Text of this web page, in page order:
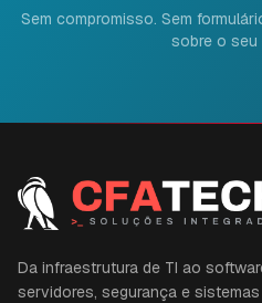
Sem compromisso. Sem
sobre o seu
Da infraestrutura de TI ao
servidores, segurança e